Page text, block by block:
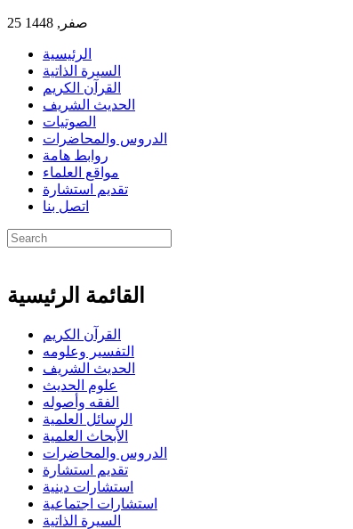
25 صفر, 1448
الرئيسية
السيرة الذاتية
القرآن الكريم
الحديث الشريف
الصوتيات
الدروس والمحاضرات
روابط هامة
مواقع العلماء
تقديم استشارة
اتصل بنا
القائمة الرئيسية
القرآن الكريم
التفسير وعلومه
الحديث الشريف
علوم الحديث
الفقه وأصوله
الرسائل العلمية
الأبحاث العلمية
الدروس والمحاضرات
تقديم استشارة
استشارات دينية
استشارات اجتماعية
السيرة الذاتية